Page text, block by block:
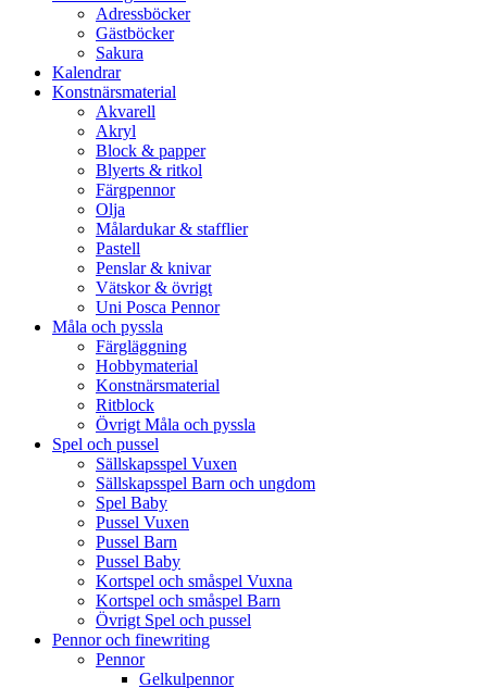
Adressböcker
Gästböcker
Sakura
Kalendrar
Konstnärsmaterial
Akvarell
Akryl
Block & papper
Blyerts & ritkol
Färgpennor
Olja
Målardukar & stafflier
Pastell
Penslar & knivar
Vätskor & övrigt
Uni Posca Pennor
Måla och pyssla
Färgläggning
Hobbymaterial
Konstnärsmaterial
Ritblock
Övrigt Måla och pyssla
Spel och pussel
Sällskapsspel Vuxen
Sällskapsspel Barn och ungdom
Spel Baby
Pussel Vuxen
Pussel Barn
Pussel Baby
Kortspel och småspel Vuxna
Kortspel och småspel Barn
Övrigt Spel och pussel
Pennor och finewriting
Pennor
Gelkulpennor